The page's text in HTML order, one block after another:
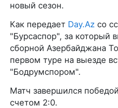
новый сезон.
Как передает Day.Az со
"Бурсаспор", за который
сборной Азербайджана
первом туре на выезде
"Бодрумспором".
Матч завершился
счетом 2:0.